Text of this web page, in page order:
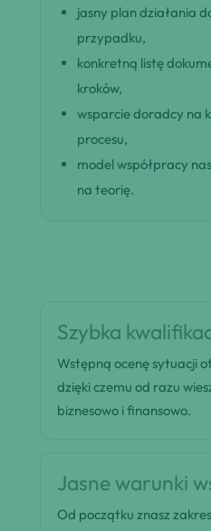
jasny plan działania
przypadku,
konkretną listę
kroków,
wsparcie doradcy na
procesu,
model współpracy
na teorię.
Szybka
Wstępną ocenę sytuacji
dzięki czemu od razu
biznesowo i finansowo.
Jasne warunki
Od początku znasz